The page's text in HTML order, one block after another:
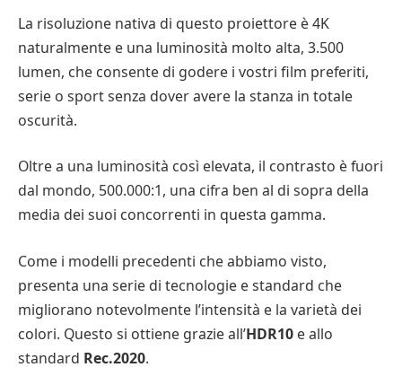
La risoluzione nativa di questo proiettore è 4K
naturalmente e una luminosità molto alta, 3.500
lumen, che consente di godere i vostri film preferiti,
serie o sport senza dover avere la stanza in totale
oscurità.
Oltre a una luminosità così elevata, il contrasto è fuori
dal mondo, 500.000:1, una cifra ben al di sopra della
media dei suoi concorrenti in questa gamma.
Come i modelli precedenti che abbiamo visto,
presenta una serie di tecnologie e standard che
migliorano notevolmente l’intensità e la varietà dei
colori. Questo si ottiene grazie all’HDR10 e allo
standard Rec.2020.